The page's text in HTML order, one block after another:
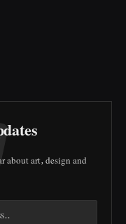
about art, design and